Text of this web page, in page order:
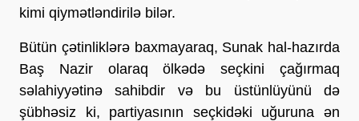
kimi qiymətləndirilə bilər.
Bütün çətinliklərə baxmayaraq, Sunak hal-hazırda
Baş Nazir olaraq ölkədə seçkini çağırmaq
səlahiyyətinə sahibdir və bu üstünlüyünü də
şübhəsiz ki, partiyasının seçkidəki uğuruna ən